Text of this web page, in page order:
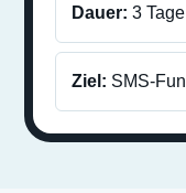
Dauer: 3 Tage
Ziel: SMS-